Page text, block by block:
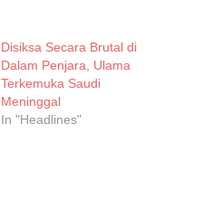
Disiksa Secara Brutal di
Dalam Penjara, Ulama
Terkemuka Saudi
Meninggal
In "Headlines"